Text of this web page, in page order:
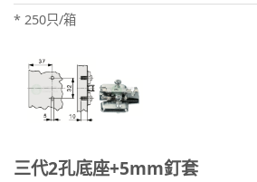
* 250只/箱
三代2孔底座+5mm釘套